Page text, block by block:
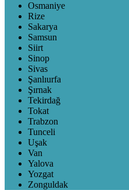
Osmaniye
Rize
Sakarya
Samsun
Siirt
Sinop
Sivas
Şanlıurfa
Şırnak
Tekirdağ
Tokat
Trabzon
Tunceli
Uşak
Van
Yalova
Yozgat
Zonguldak